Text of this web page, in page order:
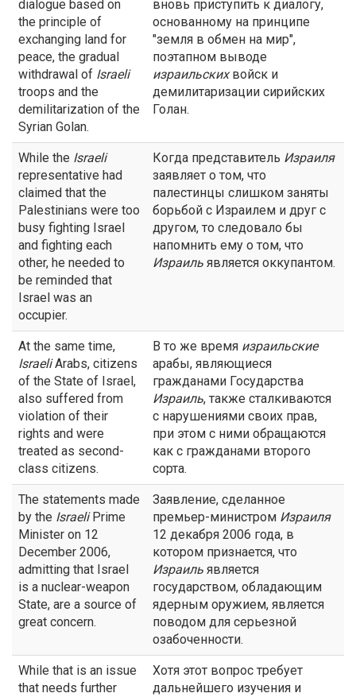
dialogue based on
the principle of
exchanging land for
peace, the gradual
withdrawal of Israeli
troops and the
demilitarization of the
Syrian Golan.
вновь приступить к диалогу,
основанному на принципе
"земля в обмен на мир",
поэтапном выводе
израильскихвойск и
демилитаризации сирийских
Голан.
While the Israeli
representative had
claimed that the
Palestinians were too
busy fighting Israel
and fighting each
other, he needed to
be reminded that
Israel was an
occupier.
Когда представитель Израиля
заявляет о том, что
палестинцы слишком заняты
борьбой с Израилем и друг с
другом, то следовало бы
напомнить ему о том, что
Израиль является оккупантом.
At the same time,
IsraeliArabs, citizens
of the State of Israel,
also suffered from
violation of their
rights and were
treated as second-
class citizens.
В то же время израильские
арабы, являющиеся
гражданами Государства
Израиль, также сталкиваются
с нарушениями своих прав,
при этом с ними обращаются
как с гражданами второго
сорта.
The statements made
by the IsraeliPrime
Minister on 12
December 2006,
admitting that Israel
is a nuclear-weapon
State, are a source of
great concern.
Заявление, сделанное
премьер-министром Израиля
12 декабря 2006 года, в
котором признается, что
Израиль является
государством, обладающим
ядерным оружием, является
поводом для серьезной
озабоченности.
While that is an issue
that needs further
Хотя этот вопрос требует
дальнейшего изучения и